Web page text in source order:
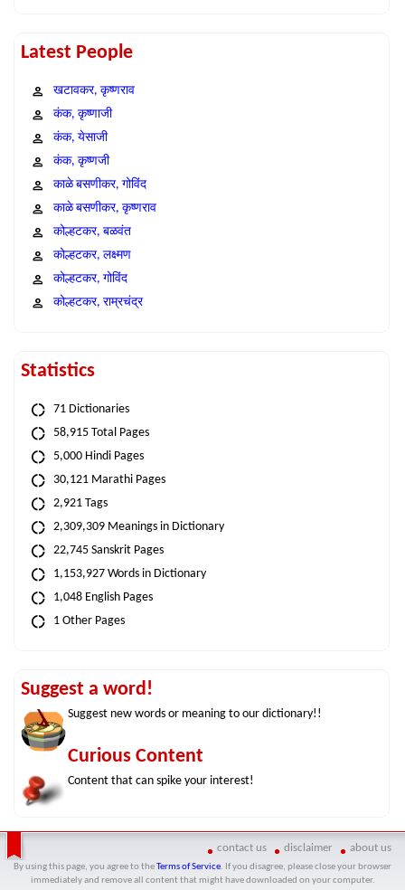
Latest People
खटावकर, कृष्णराव
कंक, कृष्णाजी
कंक, येसाजी
कंक, कृष्णजी
काळे बसणीकर, गोविंद
काळे बसणीकर, कृष्णराव
कोल्हटकर, बळवंत
कोल्हटकर, लक्ष्मण
कोल्हटकर, गोविंद
कोल्हटकर, राम्रचंद्र
Statistics
71 Dictionaries
58,915 Total Pages
5,000 Hindi Pages
30,121 Marathi Pages
2,921 Tags
2,309,309 Meanings in Dictionary
22,745 Sanskrit Pages
1,153,927 Words in Dictionary
1,048 English Pages
1 Other Pages
Suggest a word!
Suggest new words or meaning to our dictionary!!
Curious Content
Content that can spike your interest!
contact us disclaimer about us
By using this page, you agree to the Terms of Service. If you disagree, please close your browser
immediately and remove all content that might have downloaded on your computer.